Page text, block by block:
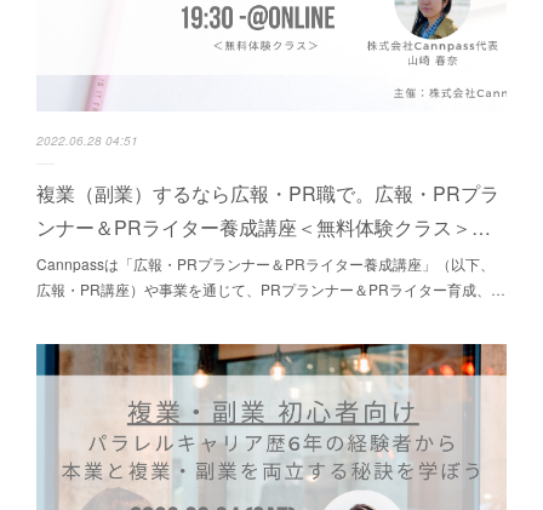
2022.06.28 04:51
複業（副業）するなら広報・PR職で。広報・PRプラ
ンナー＆PRライター養成講座＜無料体験クラス＞…
Cannpassは「広報・PRプランナー＆PRライター養成講座」（以下、
広報・PR講座）や事業を通じて、PRプランナー＆PRライター育成、…